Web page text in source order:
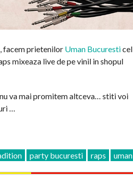
facem prietenilor Uman Bucuresticel
mixeaza live de pe vinil in shopul
va mai promitem altceva… stiti voi
…
party bucuresti raps uman